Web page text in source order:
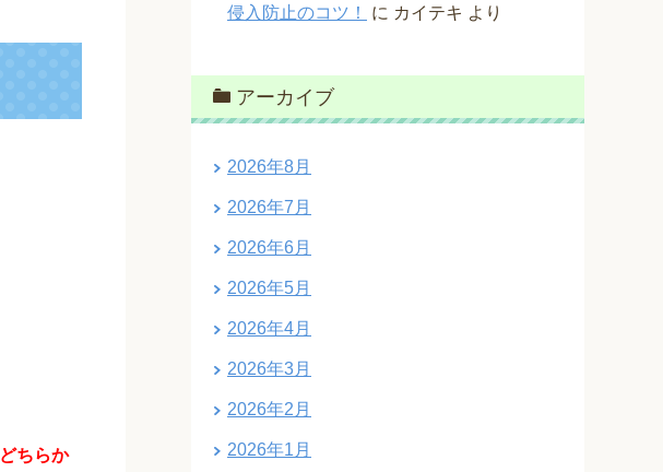
どちらか
侵入防止のコツ！
に カイテキ より
アーカイブ
2026年8月
2026年7月
2026年6月
2026年5月
2026年4月
2026年3月
2026年2月
2026年1月